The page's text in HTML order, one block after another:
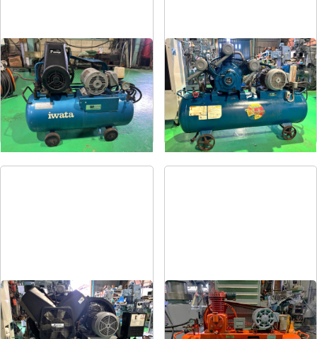
コンプレッサー
メーカー 岩田
形 式SP-07CP
年 1984
コンプレッサー
メーカー 富士
形 式 FS-75
年 式1997
コンプレッサー
メーカー アネスト岩田
コンプレッサー
メーカー 明治